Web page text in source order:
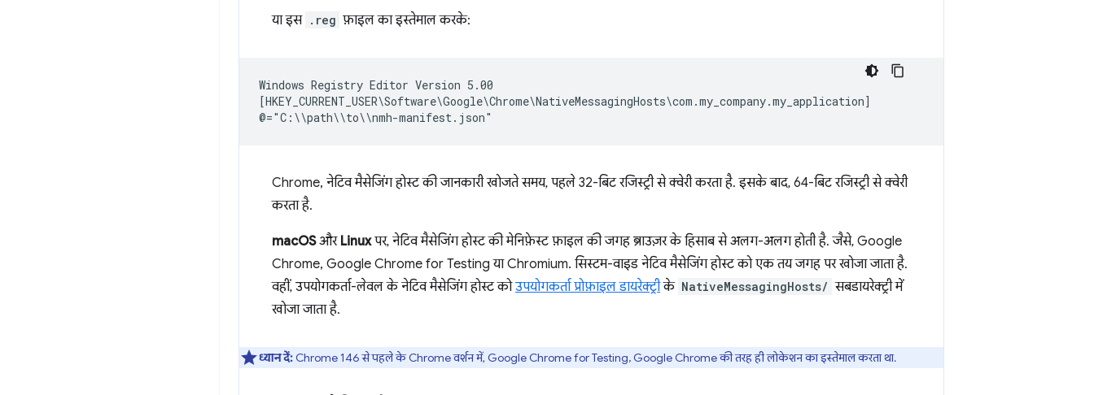
या इस .reg फ़ाइल का इस्तेमाल करके:
Windows Registry Editor Version 5.00
[HKEY_CURRENT_USER\Software\Google\Chrome\NativeMessagingHosts\com.my_company.my_application]
Chrome, नेटिव मैसेजिंग होस्ट की जानकारी खोजते समय, पहले 32-बिट रजिस्ट्री से क्वेरी करता है. इसके बाद, 64-बिट रजिस्ट्री से क्वेरी
करता है.
macOSऔर Linuxपर, नेटिव मैसेजिंग होस्ट की मेनिफ़ेस्ट फ़ाइल की जगह ब्राउज़र के हिसाब से अलग-अलग होती है. जैसे, Google
Chrome, Google Chrome for Testing या Chromium. सिस्टम-वाइड नेटिव मैसेजिंग होस्ट को एक तय जगह पर खोजा जाता है.
वहीं, उपयोगकर्ता-लेवल के नेटिव मैसेजिंग होस्ट कोउपयोगकर्ता प्रोफ़ाइल डायरेक्ट्रीके NativeMessagingHosts/ सबडायरेक्ट्री में
खोजा जाता है.
ध्यान दें: Chrome 146 से पहले के Chrome वर्शन में, Google Chrome for Testing, Google Chrome की तरह ही लोकेशन का इस्तेमाल करता था.